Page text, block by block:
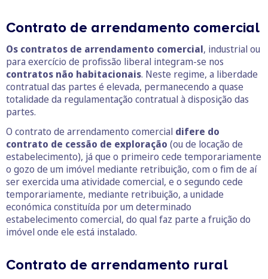
Contrato de arrendamento comercial
Os contratos de arrendamento comercial, industrial ou
para exercício de profissão liberal integram-se nos
contratos não habitacionais. Neste regime, a liberdade
contratual das partes é elevada, permanecendo a quase
totalidade da regulamentação contratual à disposição das
partes.
O contrato de arrendamento comercial difere do
contrato de cessão de exploração (ou de locação de
estabelecimento), já que o primeiro cede temporariamente
o gozo de um imóvel mediante retribuição, com o fim de aí
ser exercida uma atividade comercial, e o segundo cede
temporariamente, mediante retribuição, a unidade
económica constituída por um determinado
estabelecimento comercial, do qual faz parte a fruição do
imóvel onde ele está instalado.
Contrato de arrendamento rural